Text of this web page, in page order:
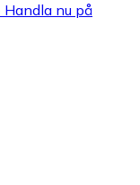
Handla nu på